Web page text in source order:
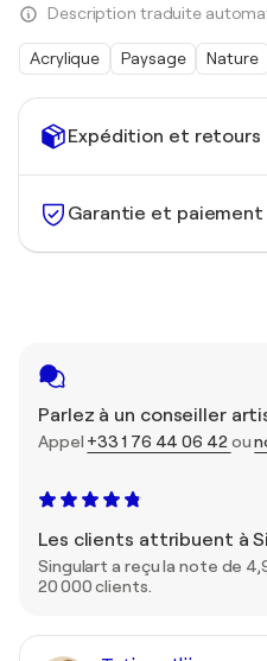
Expédition et retours
Garantie et paiement
Parlez à un conseiller
Appel +33 1 76 44 06 42 ou
Les clients attribuent à
Singulart a reçu la note de
20 000 clients.
Description traduite
Acrylique Paysage Nature